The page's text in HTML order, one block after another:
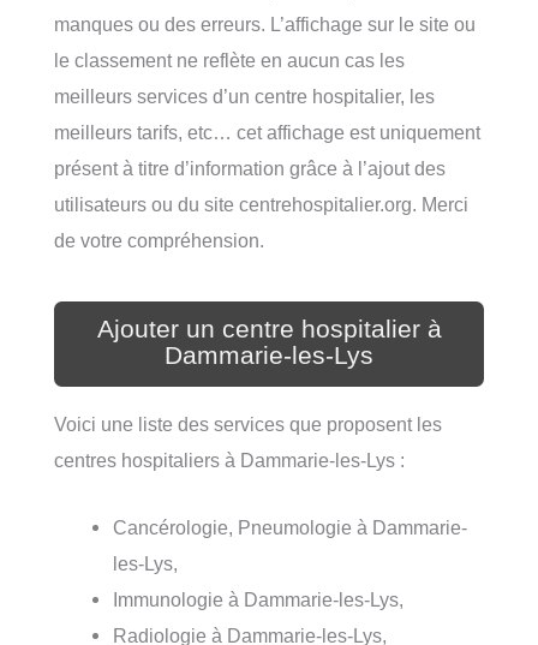
manques ou des erreurs. L’affichage sur le site ou
le classement ne reflète en aucun cas les
meilleurs services d’un centre hospitalier, les
meilleurs tarifs, etc… cet affichage est uniquement
présent à titre d’information grâce à l’ajout des
utilisateurs ou du site centrehospitalier.org. Merci
de votre compréhension.
Ajouter un centre hospitalier à
Dammarie-les-Lys
Voici une liste des services que proposent les
centres hospitaliers à Dammarie-les-Lys :
Cancérologie, Pneumologie à Dammarie-
les-Lys,
Immunologie à Dammarie-les-Lys,
Radiologie à Dammarie-les-Lys,